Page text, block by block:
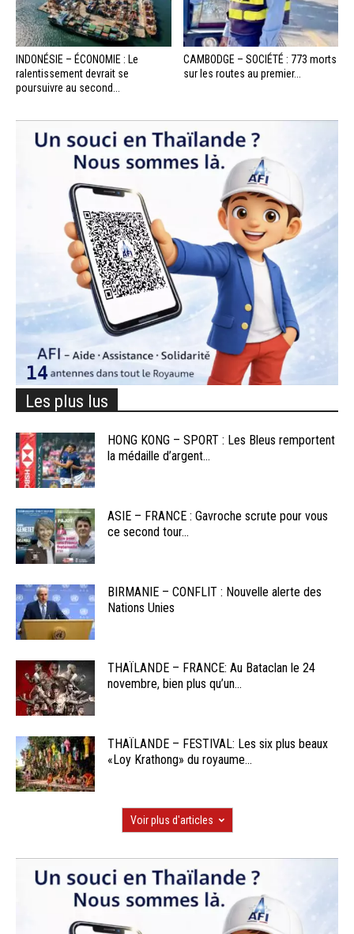
INDONÉSIE – ÉCONOMIE : Le
ralentissement devrait se
poursuivre au second...
CAMBODGE – SOCIÉTÉ : 773 morts
sur les routes au premier...
Les plus lus
HONG KONG – SPORT : Les Bleus remportent
la médaille d’argent...
ASIE – FRANCE : Gavroche scrute pour vous
ce second tour...
BIRMANIE – CONFLIT : Nouvelle alerte des
Nations Unies
THAÏLANDE – FRANCE: Au Bataclan le 24
novembre, bien plus qu’un...
THAÏLANDE – FESTIVAL: Les six plus beaux
«Loy Krathong» du royaume...
Voir plus d'articles